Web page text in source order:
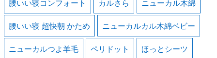
腰いい寝コンフォート カルさら ニューカル木綿
腰いい寝 超快朝 かため ニューカルカル木綿ベビー
ニューカルつよ羊毛 ペリドット ほっとシーツ